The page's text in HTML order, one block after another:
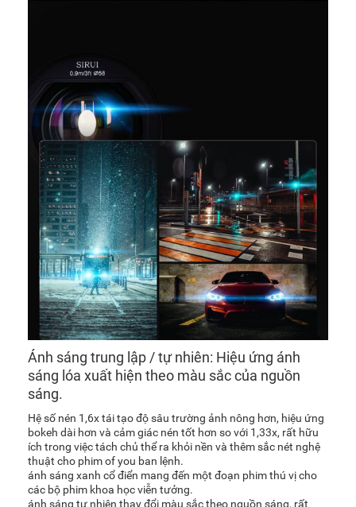
Ánh sáng trung lập / tự nhiên: Hiệu ứng ánh
sáng lóa xuất hiện theo màu sắc của nguồn
sáng.
Hệ số nén 1,6x tái tạo độ sâu trường ảnh nông hơn, hiệu ứng
bokeh dài hơn và cảm giác nén tốt hơn so với 1,33x, rất hữu
ích trong việc tách chủ thể ra khỏi nền và thêm sắc nét nghệ
thuật cho phim of you ban lệnh.
ánh sáng xanh cổ điển mang đến một đoạn phim thú vị cho
các bộ phim khoa học viễn tưởng.
ánh sáng tự nhiên thay đổi màu sắc theo nguồn sáng, rất